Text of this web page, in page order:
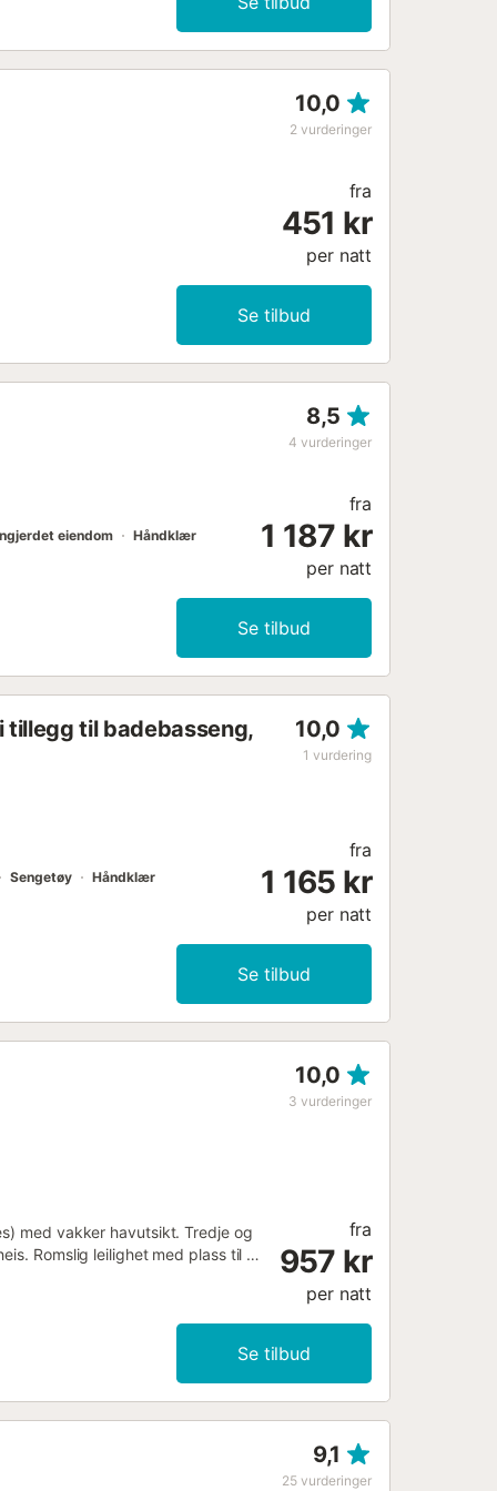
10,0
2 vurderinger
fra
451 kr
per natt
Se tilbud
8,5
4 vurderinger
eiendom Håndklær
fra
1 187 kr
per natt
Se tilbud
tillegg til badebasseng,
10,0
1 vurdering
Sengetøy Håndklær
fra
1 165 kr
per natt
Se tilbud
10,0
3 vurderinger
med vakker havutsikt. Tredje og
Romslig leilighet med plass til 6
stekeovn,
kaffetrakter og brødrister.
utendørs parkeringsplass rett
fra
957 kr
per natt
Se tilbud
9,1
25 vurderinger